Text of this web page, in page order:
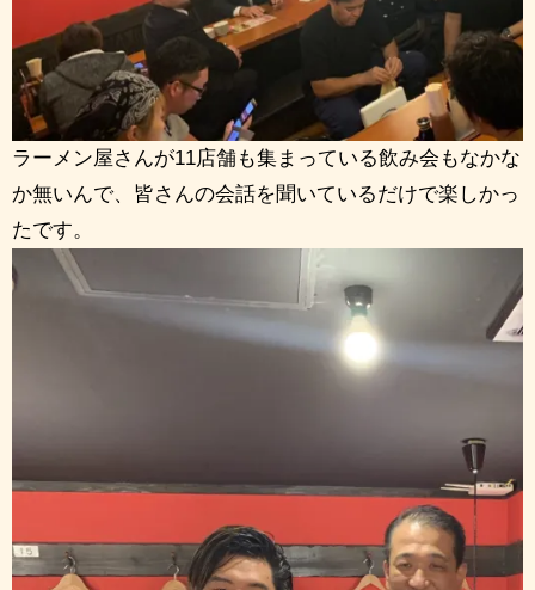
ラーメン屋さんが11店舗も集まっている飲み会もなかな
か無いんで、皆さんの会話を聞いているだけで楽しかっ
たです。